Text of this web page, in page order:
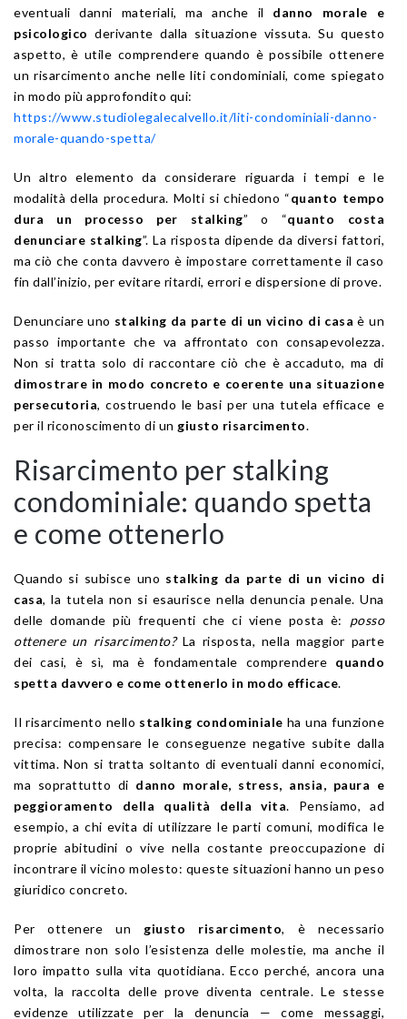
eventuali danni materiali, ma anche il danno morale e
psicologico derivante dalla situazione vissuta. Su questo
aspetto, è utile comprendere quando è possibile ottenere
un risarcimento anche nelle liti condominiali, come spiegato
in modo più approfondito qui:
https://www.studiolegalecalvello.it/liti-condominiali-danno-
morale-quando-spetta/
Un altro elemento da considerare riguarda i tempi e le
modalità della procedura. Molti si chiedono “quanto tempo
dura un processo per stalking” o “quanto costa
denunciare stalking”. La risposta dipende da diversi fattori,
ma ciò che conta davvero è impostare correttamente il caso
fin dall’inizio, per evitare ritardi, errori e dispersione di prove.
Denunciare uno stalking da parte di un vicino di casa è un
passo importante che va affrontato con consapevolezza.
Non si tratta solo di raccontare ciò che è accaduto, ma di
dimostrare in modo concreto e coerente una situazione
persecutoria, costruendo le basi per una tutela efficace e
per il riconoscimento di un giusto risarcimento.
Risarcimento per stalking
condominiale: quando spetta
e come ottenerlo
Quando si subisce uno stalking da parte di un vicino di
casa, la tutela non si esaurisce nella denuncia penale. Una
delle domande più frequenti che ci viene posta è: posso
ottenere un risarcimento?La risposta, nella maggior parte
dei casi, è sì, ma è fondamentale comprendere quando
spetta davvero e come ottenerlo in modo efficace.
Il risarcimento nello stalking condominiale ha una funzione
precisa: compensare le conseguenze negative subite dalla
vittima. Non si tratta soltanto di eventuali danni economici,
ma soprattutto di danno morale, stress, ansia, paura e
peggioramento della qualità della vita. Pensiamo, ad
esempio, a chi evita di utilizzare le parti comuni, modifica le
proprie abitudini o vive nella costante preoccupazione di
incontrare il vicino molesto: queste situazioni hanno un peso
giuridico concreto.
Per ottenere un giusto risarcimento, è necessario
dimostrare non solo l’esistenza delle molestie, ma anche il
loro impatto sulla vita quotidiana. Ecco perché, ancora una
volta, la raccolta delle prove diventa centrale. Le stesse
evidenze utilizzate per la denuncia — come messaggi,